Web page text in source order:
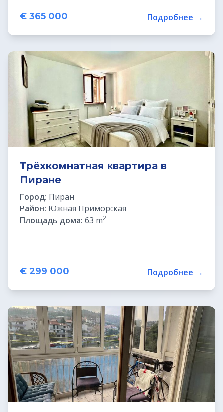
€ 365 000 Подробнее →
Трёхкомнатная квартира в
Пиране
Город: Пиран
Район: Южная Приморская
Площадь дома: 63 m2
€ 299 000 Подробнее →